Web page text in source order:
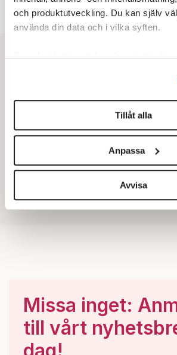
och produktutveckling. Du kan själv
använda din data och i vilka syften.
Ta reda på mer om hur dina personliga
Du kan ändra eller dra tillbaka ditt
helst från cookie-förklaringen.
Vi använder enhetsidentifierare för att
för sociala medier och analysera vår
vidarebefordrar även sådana
information från din enhet till de sociala
annons- och analysföretag som vi
Tillåt alla
Anpassa
Avvisa
Missa inget:
till vårt